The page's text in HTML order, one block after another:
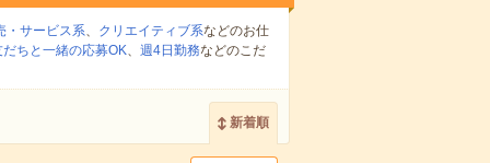
・サービス系、 クリエイティブ系などのお仕
だちと一緒の応募OK、 週4日勤務などのこだ
新着順